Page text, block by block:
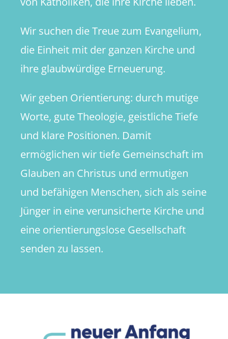
Wir suchen die Treue zum Evangelium,
die Einheit mit der ganzen Kirche und
ihre glaubwürdige Erneuerung.
Wir geben Orientierung: durch mutige
Worte, gute Theologie, geistliche Tiefe
und klare Positionen. Damit
ermöglichen wir tiefe Gemeinschaft im
Glauben an Christus und ermutigen
und befähigen Menschen, sich als seine
Jünger in eine verunsicherte Kirche und
eine orientierungslose Gesellschaft
senden zu lassen.